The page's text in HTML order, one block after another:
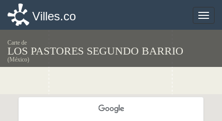
Toggle
Villes.co
Carte de
LOS PASTORES SEGUNDO BARRIO
(México)
Toggle
Villes.co